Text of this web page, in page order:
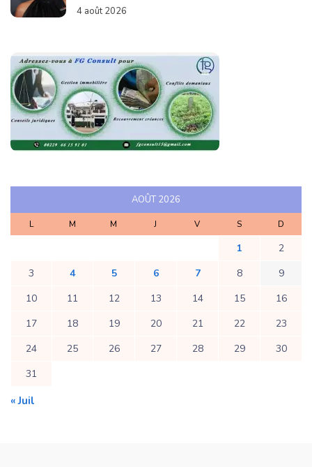
4 août 2026
AOÛT 2026
L M M J V S D
1
2
3
4 5 6 7 8
9
10
11 12 13 14 15
16
17
18 19 20 21 22
23
24
25 26 27 28 29
30
31
« Juil